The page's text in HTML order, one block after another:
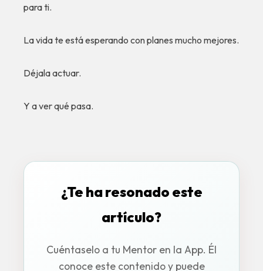
para ti.
La vida te está esperando con planes mucho mejores.
Déjala actuar.
Y a ver qué pasa.
¿Te ha resonado este
artículo?
Cuéntaselo a tu Mentor en la App. Él
conoce este contenido y puede